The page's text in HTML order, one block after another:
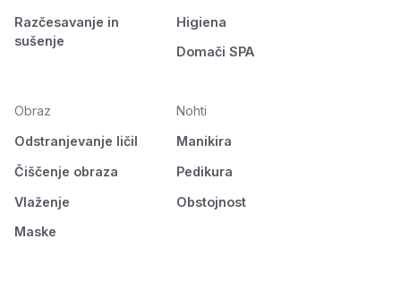
Razčesavanje in
sušenje
Higiena
Domači SPA
Obraz
Odstranjevanje ličil
Čiščenje obraza
Vlaženje
Maske
Nohti
Manikira
Pedikura
Obstojnost